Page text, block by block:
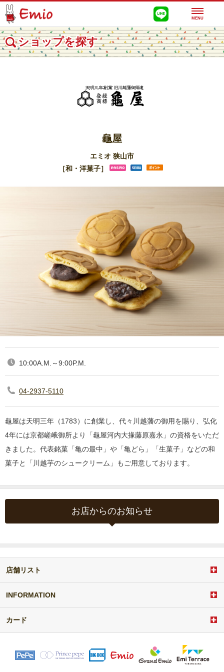
MENU
ショップを探す
龜屋
エミオ 狭山市
［和・洋菓子］
10:00A.M.～9:00P.M.
04-2937-5110
龜屋は天明三年（1783）に創業し、代々川越藩の御用を賜り、弘化
4年には京都嵯峨御所より「龜屋河内大掾藤原嘉永」の資格をいただ
きました。代表銘菓「亀の最中」や「亀どら」「生菓子」などの和
菓子と「川越芋のシュークリーム」もご用意しております。
お店からのお知らせ
店舗リスト
a
d
d
e
INFORMATION
カード